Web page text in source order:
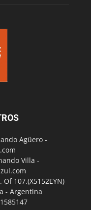
Agüero -
Villa -
107.(X5152EYN)
- Argentina